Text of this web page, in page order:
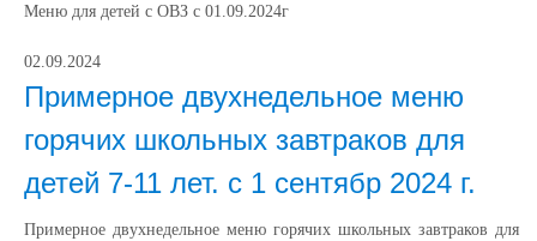
Меню для детей с ОВЗ с 01.09.2024г
02.09.2024
Примерное двухнедельное меню
горячих школьных завтраков для
детей 7-11 лет. с 1 сентябр 2024 г.
Примерное двухнедельное меню горячих школьных завтраков для